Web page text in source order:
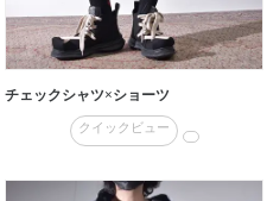
チェックシャツ×ショーツ
クイックビュー